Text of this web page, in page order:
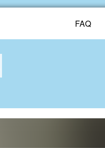
FAQ